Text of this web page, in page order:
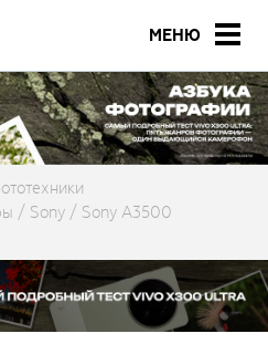
МЕНЮ
Sony
Sony A3500